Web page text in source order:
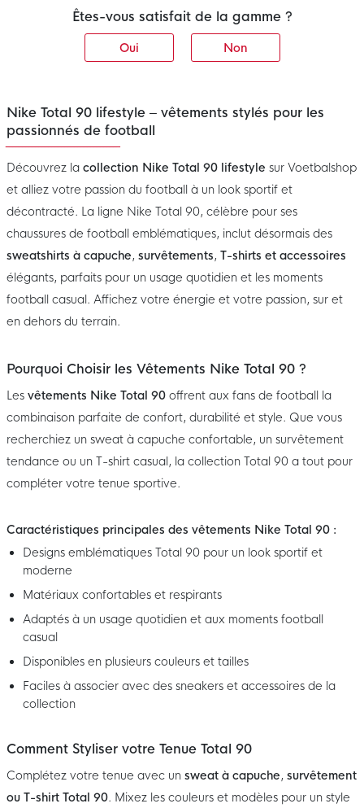
Êtes-vous satisfait de la gamme ?
Oui Non
Nike Total 90 lifestyle – vêtements stylés pour les
passionnés de football
Découvrez la collection Nike Total 90 lifestyle sur Voetbalshop
et alliez votre passion du football à un look sportif et
décontracté. La ligne Nike Total 90, célèbre pour ses
chaussures de football emblématiques, inclut désormais des
sweatshirts à capuche, survêtements, T-shirts et accessoires
élégants, parfaits pour un usage quotidien et les moments
football casual. Affichez votre énergie et votre passion, sur et
en dehors du terrain.
Pourquoi Choisir les Vêtements Nike Total 90 ?
Les vêtements Nike Total 90 offrent aux fans de football la
combinaison parfaite de confort, durabilité et style. Que vous
recherchiez un sweat à capuche confortable, un survêtement
tendance ou un T-shirt casual, la collection Total 90 a tout pour
compléter votre tenue sportive.
Caractéristiques principales des vêtements Nike Total 90 :
Designs emblématiques Total 90 pour un look sportif et
moderne
Matériaux confortables et respirants
Adaptés à un usage quotidien et aux moments football
casual
Disponibles en plusieurs couleurs et tailles
Faciles à associer avec des sneakers et accessoires de la
collection
Comment Styliser votre Tenue Total 90
Complétez votre tenue avec un sweat à capuche, survêtement
ou T-shirt Total 90. Mixez les couleurs et modèles pour un style